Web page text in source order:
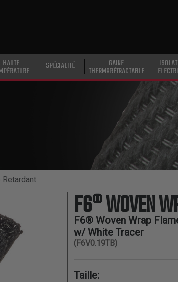
HAUTE SPÉCIALITÉ GAINE
THERMORÉTRACTABLE
Retardant
F6® WOVEN
F6® Woven Wrap
w/ White Tracer
(F6V0.19TB)
Taille: